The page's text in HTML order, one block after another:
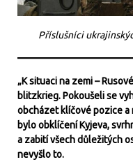
Příslušníci
„K situaci na zemi –
blitzkrieg. Pokoušeli se
obcházet klíčové pozice a
bylo obklíčení Kyjeva,
a zabití všech důležitých
nevyšlo to.